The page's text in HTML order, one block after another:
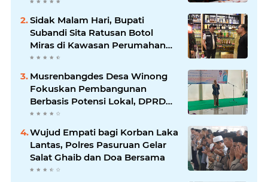
Sidak Malam Hari, Bupati
Subandi Sita Ratusan Botol
Miras di Kawasan Perumahan
Sidoarjo
Musrenbangdes Desa Winong
Fokuskan Pembangunan
Berbasis Potensi Lokal, DPRD
Optimistis Meski Dihantam
Efisiensi Anggaran
Wujud Empati bagi Korban Laka
Lantas, Polres Pasuruan Gelar
Salat Ghaib dan Doa Bersama